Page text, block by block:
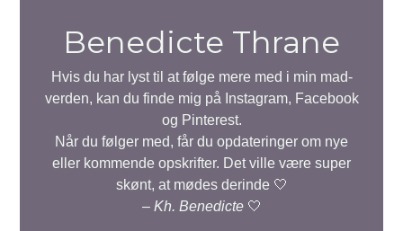
Benedicte Thrane
Hvis du har lyst til at følge mere med i min mad-
verden, kan du finde mig på Instagram, Facebook
og Pinterest.
Når du følger med, får du opdateringer om nye
eller kommende opskrifter. Det ville være super
skønt, at mødes derinde 🤍
– Kh. Benedicte🤍